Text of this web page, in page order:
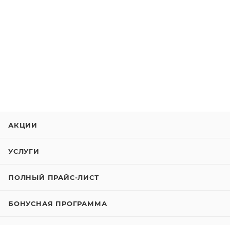
АКЦИИ
УСЛУГИ
ПОЛНЫЙ ПРАЙС-ЛИСТ
БОНУСНАЯ ПРОГРАММА